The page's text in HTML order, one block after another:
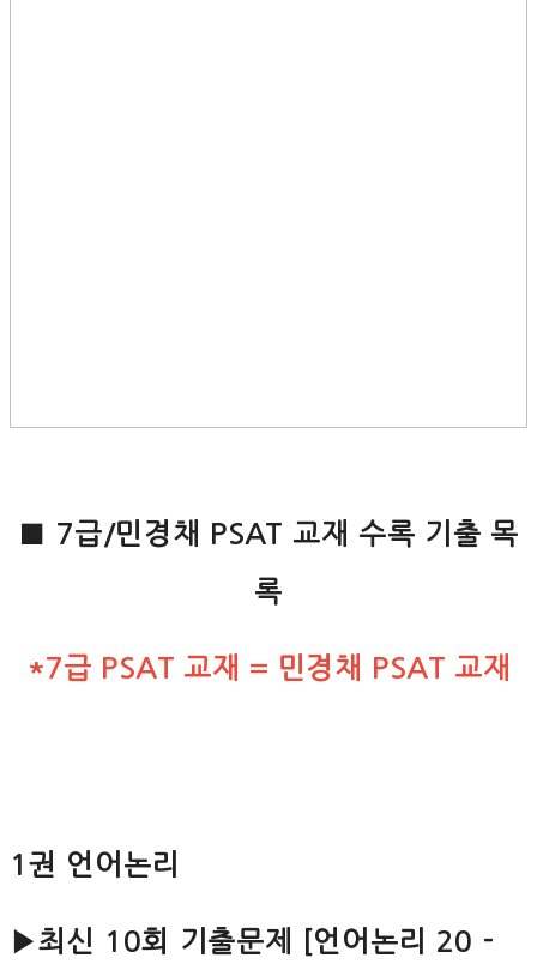
■ 7급/민경채 PSAT 교재 수록 기출 목
록
*7급 PSAT 교재 = 민경채 PSAT 교재
1권 언어논리
▶최신 10회 기출문제 [언어논리 20 -